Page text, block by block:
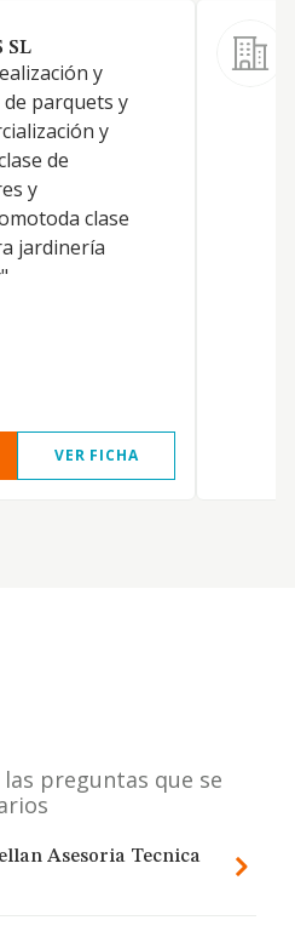
SL
y
parquets y
y
de
y
clase
jardinería
VER FICHA
preguntas que se
Asesoria Tecnica